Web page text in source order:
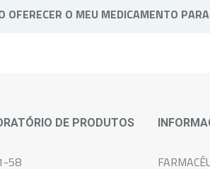
OFERECER O MEU MEDICAMENTO
DE PRODUTOS
58